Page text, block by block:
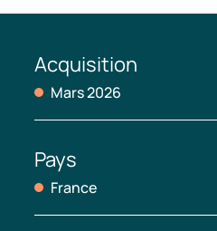
Acquisition
Mars 2026
Pays
France